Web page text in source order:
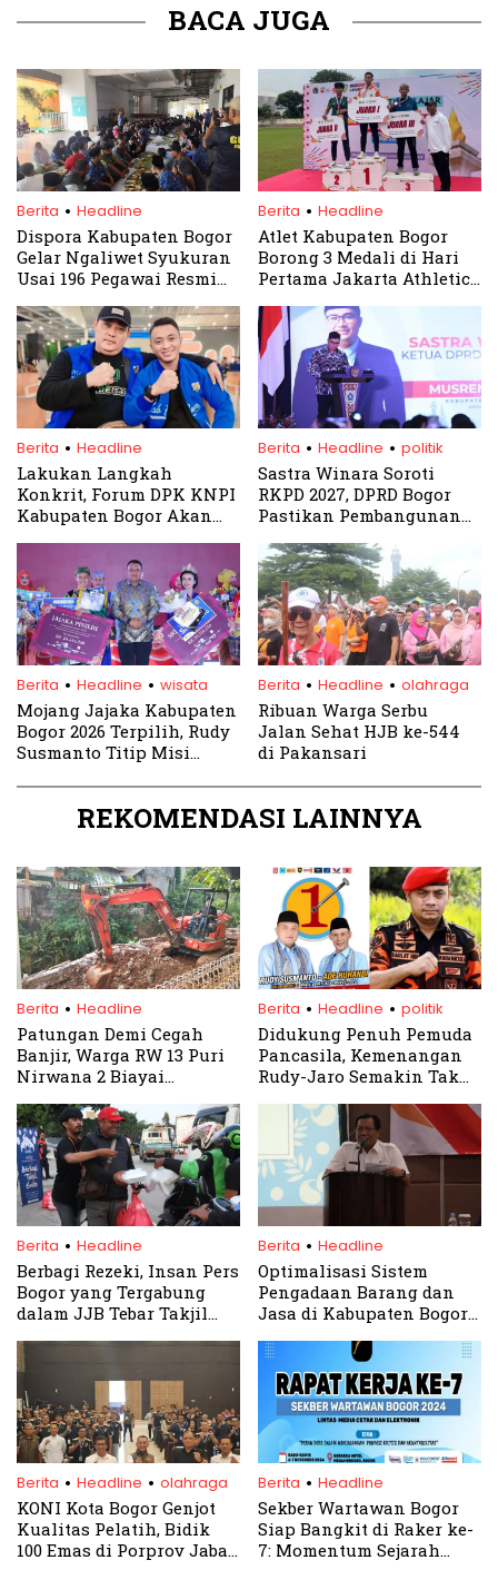
BACA JUGA
Berita . Headline
Dispora Kabupaten Bogor
Gelar Ngaliwet Syukuran
Usai 196 Pegawai Resmi
Berita . Headline
Atlet Kabupaten Bogor
Borong 3 Medali di Hari
Pertama Jakarta Athletics
Berita . Headline
Lakukan Langkah
Konkrit, Forum DPK KNPI
Kabupaten Bogor Akan
Hasil Musdalub
Berita . Headline . politik
Sastra Winara Soroti
RKPD 2027, DPRD Bogor
Pastikan Pembangunan
Berita . Headline . wisata
Mojang Jajaka Kabupaten
Bogor 2026 Terpilih, Rudy
Susmanto Titip Misi
Dunia
Berita . Headline . olahraga
Ribuan Warga Serbu
Jalan Sehat HJB ke-544
di Pakansari
REKOMENDASI LAINNYA
Berita . Headline
Patungan Demi Cegah
Banjir, Warga RW 13 Puri
Nirwana 2 Biayai
Sugutamu
Berita . Headline . politik
Didukung Penuh Pemuda
Pancasila, Kemenangan
Rudy-Jaro Semakin Tak
Berita . Headline
Berbagi Rezeki, Insan Pers
Bogor yang Tergabung
dalam JJB Tebar Takjil
Berita . Headline
Optimalisasi Sistem
Pengadaan Barang dan
Jasa di Kabupaten Bogor:
SPSE Versi 4.5
Berita . Headline . olahraga
KONI Kota Bogor Genjot
Kualitas Pelatih, Bidik
100 Emas di Porprov Jabar
Berita . Headline
Sekber Wartawan Bogor
Siap Bangkit di Raker ke-
7: Momentum Sejarah